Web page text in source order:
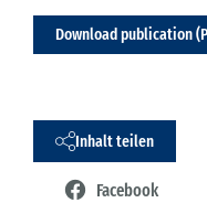
Download publication
Inhalt teilen
Facebook